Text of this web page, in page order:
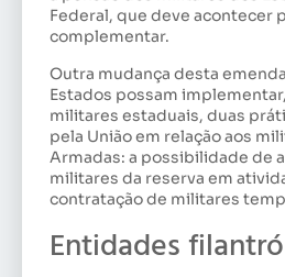
Federal, que deve acontecer
complementar.
Outra mudança desta
Estados possam
militares estaduais, duas
pela União em relação aos
Armadas: a possibilidade de
militares da reserva em
contratação de militares
Entidades